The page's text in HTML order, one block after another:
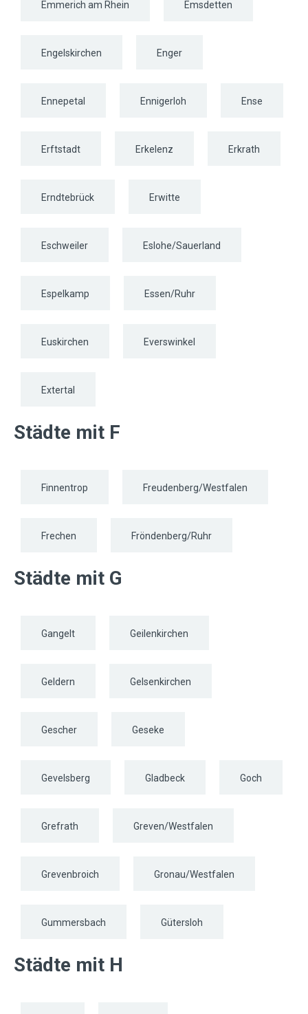
Emmerich am Rhein Emsdetten
Engelskirchen Enger
Ennepetal Ennigerloh Ense
Erftstadt Erkelenz Erkrath
Erndtebrück Erwitte
Eschweiler Eslohe/Sauerland
Espelkamp Essen/Ruhr
Euskirchen Everswinkel
Extertal
Städte mit F
Finnentrop Freudenberg/Westfalen
Frechen Fröndenberg/Ruhr
Städte mit G
Gangelt Geilenkirchen
Geldern Gelsenkirchen
Gescher Geseke
Gevelsberg Gladbeck Goch
Grefrath Greven/Westfalen
Grevenbroich Gronau/Westfalen
Gummersbach Gütersloh
Städte mit H